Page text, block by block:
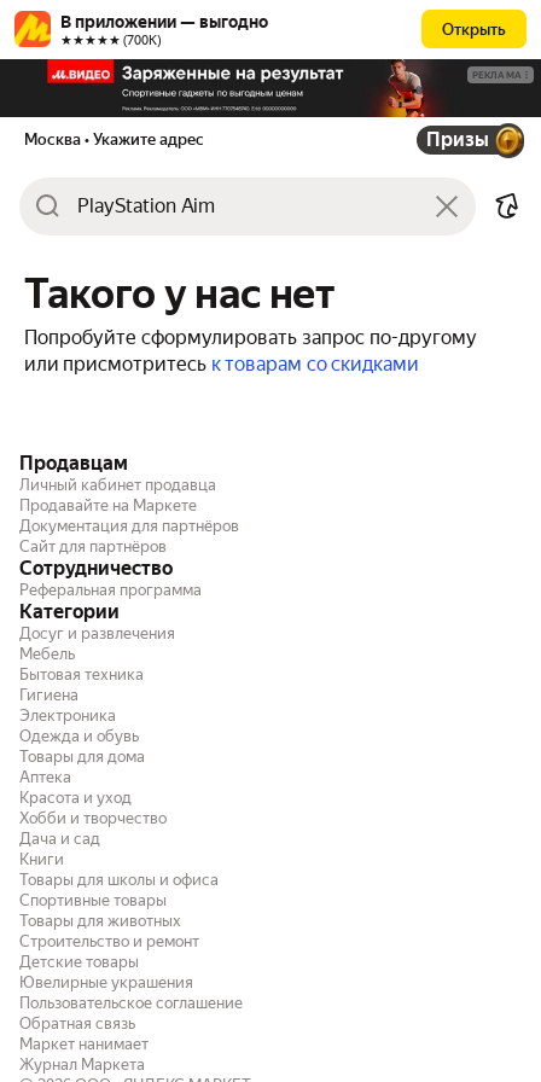
В приложении — выгодно
★★★★★ (700К)
Открыть
РЕКЛАМА
Москва • Укажите адрес Призы
Такого у нас нет
Попробуйте сформулировать запрос по-другому
или присмотритесь к товарам со скидками
Продавцам
Личный кабинет продавца
Продавайте на Маркете
Документация для партнёров
Сайт для партнёров
Сотрудничество
Реферальная программа
Категории
Досуг и развлечения
Мебель
Бытовая техника
Гигиена
Электроника
Одежда и обувь
Товары для дома
Аптека
Красота и уход
Хобби и творчество
Дача и сад
Книги
Товары для школы и офиса
Спортивные товары
Товары для животных
Строительство и ремонт
Детские товары
Ювелирные украшения
Пользовательское соглашение
Обратная связь
Маркет нанимает
Журнал Маркета